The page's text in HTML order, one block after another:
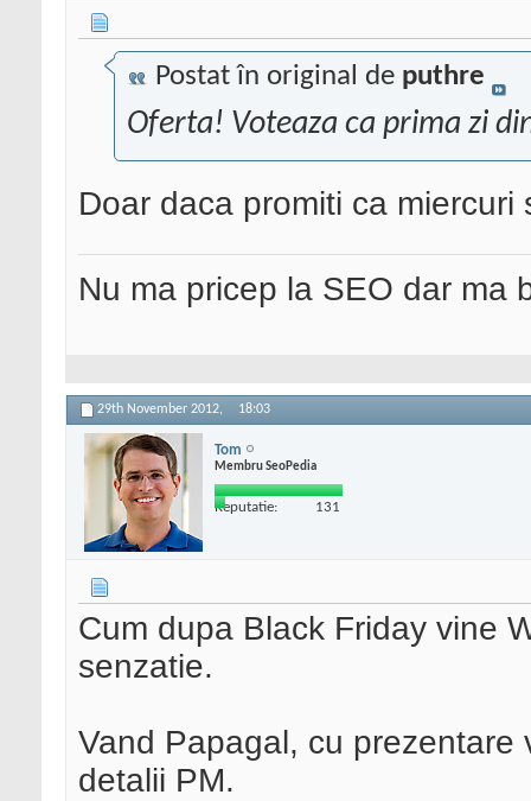
Postat în original de puthre
Oferta! Voteaza ca prima zi
Doar daca promiti ca
Nu ma pricep la SEO dar ma
29th November 2012, 18:03
Tom
Membru SeoPedia
Reputatie: 131
Cum dupa Black Friday vine
senzatie.
Vand Papagal, cu
detalii PM.